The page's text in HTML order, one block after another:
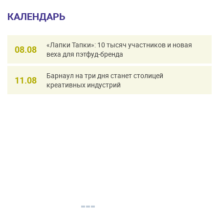
КАЛЕНДАРЬ
08.08
«Лапки Тапки»: 10 тысяч участников и новая
веха для пэтфуд-бренда
11.08
Барнаул на три дня станет столицей
креативных индустрий